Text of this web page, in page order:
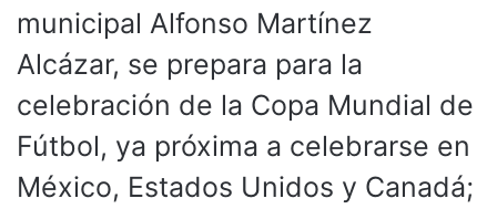
municipal Alfonso Martínez
Alcázar, se prepara para la
celebración de la Copa Mundial de
Fútbol, ya próxima a celebrarse en
México, Estados Unidos y Canadá;